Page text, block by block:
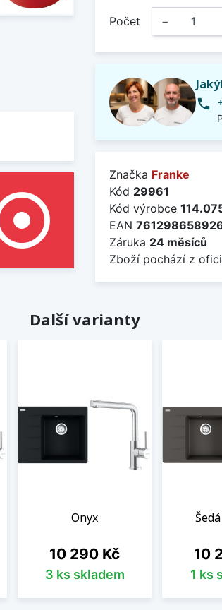
Počet −
phone
Značka Franke
Kód 29961
Kód výrobce
EAN
Záruka 24 měsíců
Zboží pochází z
Další varianty
Onyx
Cena
10 290 Kč
3 ks skladem
Cena
10
1 ks